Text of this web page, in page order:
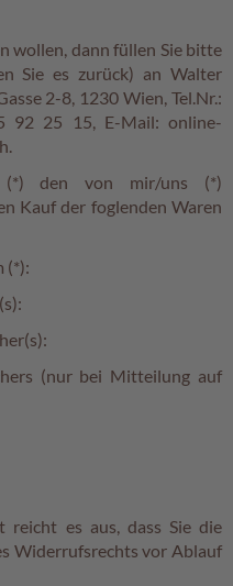
wollen, dann füllen Sie bitte
Sie es zurück) an Walter
2-8, 1230 Wien, Tel.Nr.:
92 25 15, E-Mail: online-
(*) den von mir/uns (*)
Kauf der foglenden Waren
(*):
(nur bei Mitteilung auf
reicht es aus, dass Sie die
Widerrufsrechts vor Ablauf